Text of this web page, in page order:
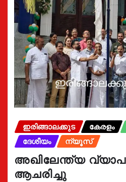
ഇരിങ്ങാലക്കുട കേരളം
ദേശീയം
ന്യൂസ്
അഖിലേന്ത്യ
ആചരിച്ചു